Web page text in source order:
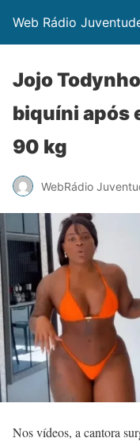
Web Rádio
Jojo
biquíni após
90 kg
WebRádio
Nos vídeos, a cantora